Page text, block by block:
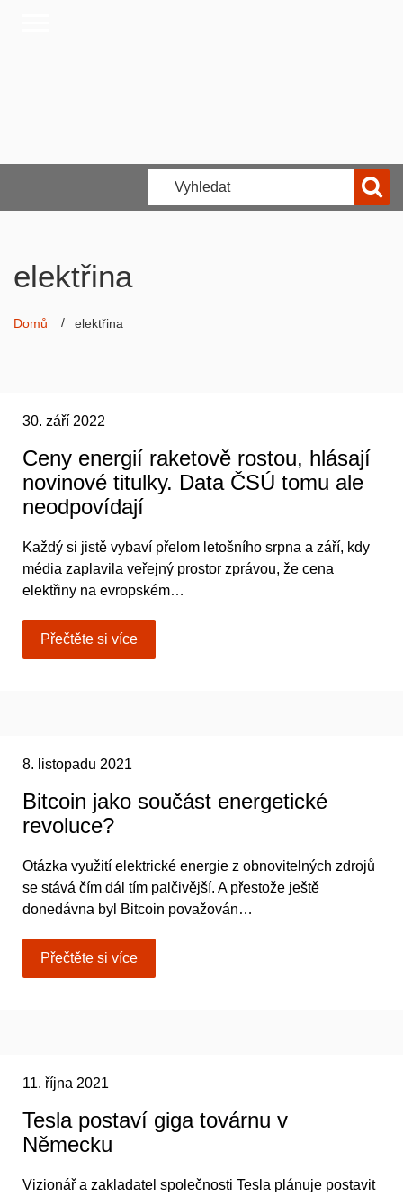
elektřina
Domů elektřina
30. září 2022
Ceny energií raketově rostou, hlásají
novinové titulky. Data ČSÚ tomu ale
neodpovídají
Každý si jistě vybaví přelom letošního srpna a září, kdy
média zaplavila veřejný prostor zprávou, že cena
elektřiny na evropském…
Přečtěte si více
8. listopadu 2021
Bitcoin jako součást energetické
revoluce?
Otázka využití elektrické energie z obnovitelných zdrojů
se stává čím dál tím palčivější. A přestože ještě
donedávna byl Bitcoin považován…
Přečtěte si více
11. října 2021
Tesla postaví giga továrnu v
Německu
Vizionář a zakladatel společnosti Tesla plánuje postavit